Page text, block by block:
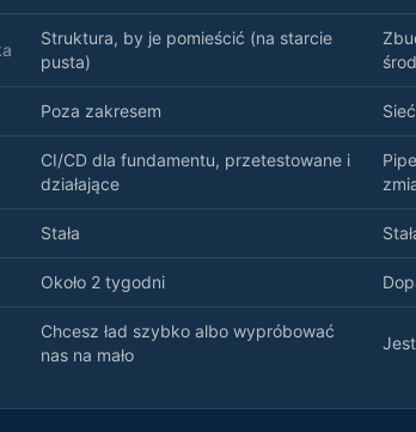
Struktura, by je pomieścić (na starcie
pusta)
Poza zakresem
CI/CD dla fundamentu, przetestowane i
działające
Stała
Około 2 tygodni
Chcesz ład szybko albo wypróbować
nas na mało